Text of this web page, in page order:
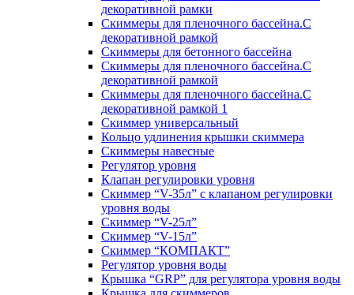
декоративной рамки
Скиммеры для пленочного бассейна.С
декоративной рамкой
Скиммеры для бетонного бассейна
Скиммеры для пленочного бассейна.С
декоративной рамкой
Скиммеры для пленочного бассейна.С
декоративной рамкой 1
Скиммер универсальный
Кольцо удлинения крышки скиммера
Скиммеры навесные
Регулятор уровня
Клапан регулировки уровня
Скиммер “V-35л” с клапаном регулировки
уровня воды
Скиммер “V-25л”
Скиммер “V-15л”
Скиммер “КОМПАКТ”
Регулятор уровня воды
Крышка “GRP” для регулятора уровня воды